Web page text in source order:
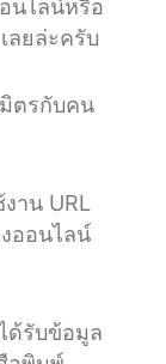
นไลน์หรือ
ลยล่ะครับ
มิตรกับคน
าน URL
ออนไลน์
ด้รับข้อมูล